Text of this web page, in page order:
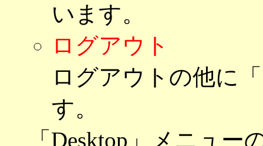
います。
ログアウト
ログアウトの他に
す。
「Desktop」メニュ